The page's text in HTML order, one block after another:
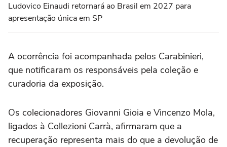
Ludovico Einaudi retornará ao Brasil em 2027 para
apresentação única em SP
A ocorrência foi acompanhada pelos Carabinieri,
que notificaram os responsáveis pela coleção e
curadoria da exposição.
Os colecionadores Giovanni Gioia e Vincenzo Mola,
ligados à Collezioni Carrà, afirmaram que a
recuperação representa mais do que a devolução de